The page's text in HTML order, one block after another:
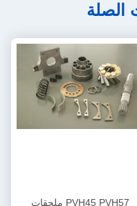
الصلة
PVH45 PVH57 ملحقات